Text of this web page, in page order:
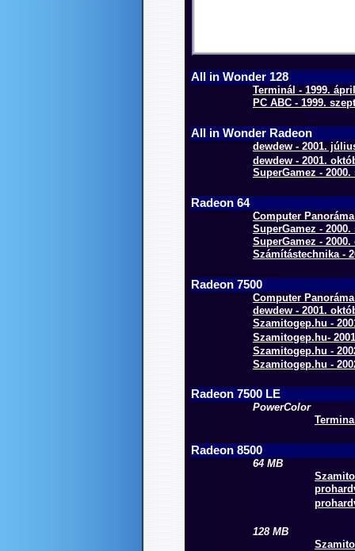
All in Wonder 128
Terminál - 1999.
PC ABC - 1999.
All in Wonder Radeon
dewdew - 2001.
dewdew - 2001.
SuperGamez -
Radeon 64
Computer
SuperGamez -
SuperGamez -
Számítástechnika -
Radeon 7500
Computer
dewdew - 2001.
Szamitogep.hu -
Szamitogep.hu-
Szamitogep.hu -
Szamitogep.hu -
Radeon 7500 LE
PowerColor
Radeon 8500
64 MB
128 MB